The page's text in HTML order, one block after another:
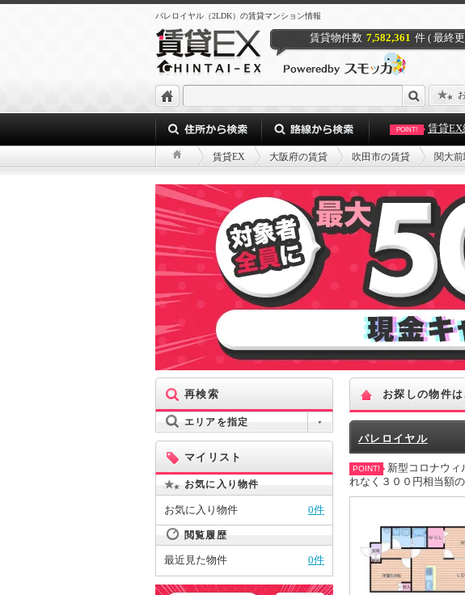
パレロイヤル（2LDK）の賃貸マンション情報
賃貸物件数 7,582,361 件 ( 最終
POINT! 賃貸
賃貸EX 大阪府の賃貸 吹田市の賃貸 関大
再検索
エリアを指定
マイリスト
お気に入り物件
お気に入り物件 0件
閲覧履歴
最近見た物件 0件
お探しの物件
パレロイヤル
POINT!
新型コロナウィ
れなく３００円相当額